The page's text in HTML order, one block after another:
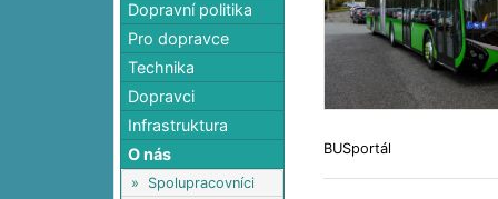
Dopravní politika
Pro dopravce
Technika
Dopravci
Infrastruktura
O nás
» Spolupracovníci
BUSportál